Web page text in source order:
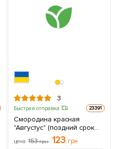
3
Быстрая отправка 23391
Смородина красная
"Августус" (поздний срок
созревания) 1 саженец в
упаковке
цена 153грн 123 грн